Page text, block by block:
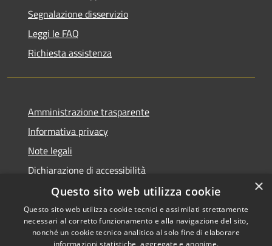
Segnalazione disservizio
Leggi le FAQ
Richiesta assistenza
Amministrazione trasparente
Informativa privacy
Note legali
Dichiarazione di accessibilità
Copyright © 2026 • Comune di
×
Questo sito web utilizza cookie
Questo sito web utilizza cookie tecnici e assimilati strettamente
necessari al corretto funzionamento e alla navigazione del sito,
nonché un cookie tecnico analitico al solo fine di elaborare
informazioni statistiche, aggregate e anonime.